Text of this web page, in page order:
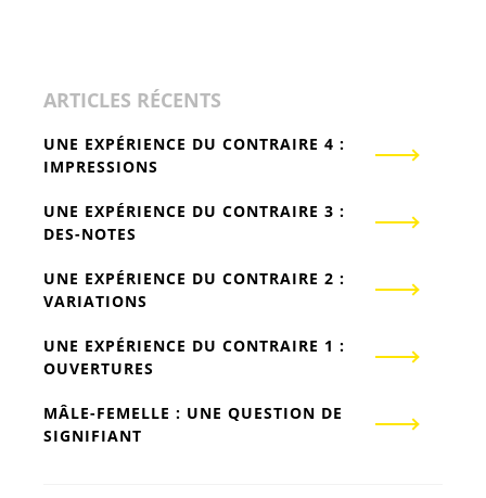
ARTICLES RÉCENTS
UNE EXPÉRIENCE DU CONTRAIRE 4 :
IMPRESSIONS
UNE EXPÉRIENCE DU CONTRAIRE 3 :
DES-NOTES
UNE EXPÉRIENCE DU CONTRAIRE 2 :
VARIATIONS
UNE EXPÉRIENCE DU CONTRAIRE 1 :
OUVERTURES
MÂLE-FEMELLE : UNE QUESTION DE
SIGNIFIANT